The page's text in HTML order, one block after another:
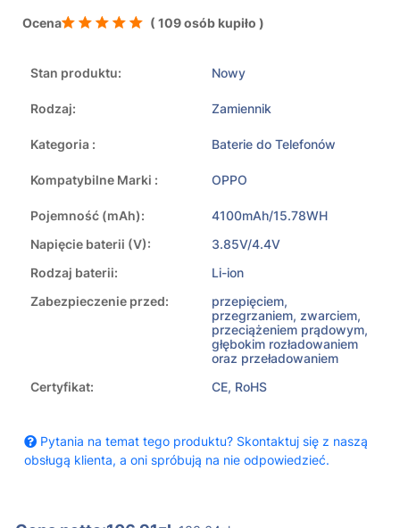
Ocena ( 109 osób kupiło )
Stan produktu: Nowy
Rodzaj: Zamiennik
Kategoria : Baterie do Telefonów
Kompatybilne Marki : OPPO
Pojemność (mAh):
4100mAh/15.78WH
Napięcie baterii (V):
3.85V/4.4V
Rodzaj baterii:
Li-ion
Zabezpieczenie przed:
przepięciem,
przegrzaniem, zwarciem,
przeciążeniem prądowym,
głębokim rozładowaniem
oraz przeładowaniem
Certyfikat:
CE, RoHS
Pytania na temat tego produktu? Skontaktuj się z naszą
obsługą klienta, a oni spróbują na nie odpowiedzieć.